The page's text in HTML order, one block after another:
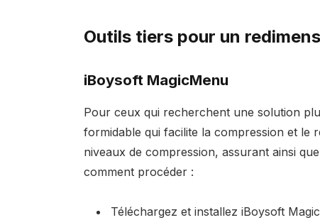
Outils tiers pour un
iBoysoft MagicMenu
Pour ceux qui recherchent une solution
formidable qui facilite la compression et le
niveaux de compression, assurant ainsi
comment procéder :
Téléchargez et installez iBoysoft